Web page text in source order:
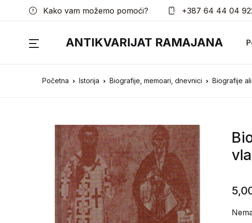
Kako vam možemo pomoći? +387 64 44 04
ANTIKVARIJAT RAMAJANA
Početna Istorija Biografije, memoari, dnevnici Biografije